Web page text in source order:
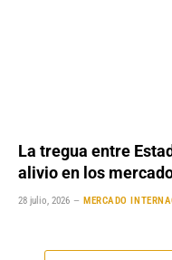
La tregua entre
alivio en los
28 julio, 2026 MERCADO